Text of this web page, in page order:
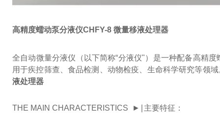
高精度蠕动泵分液仪CHFY-8 微量移液处理器
全自动微量分液仪（以下简称“分液仪"）是一种配备高精
用于疾控筛查、食品检测、动物检疫、生命科学研究等领
液处理器
THE MAIN CHARACTERISTICS ►∣主要特征：